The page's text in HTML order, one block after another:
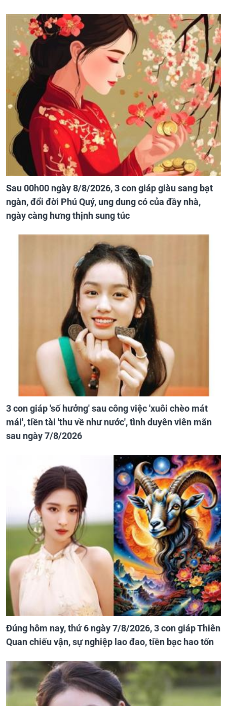
Sau 00h00 ngày 8/8/2026, 3 con giáp giàu sang bạt
ngàn, đổi đời Phú Quý, ung dung có của đầy nhà,
ngày càng hưng thịnh sung túc
3 con giáp 'số hưởng' sau công việc 'xuôi chèo mát
mái', tiền tài 'thu về như nước', tình duyên viên mãn
sau ngày 7/8/2026
Đúng hôm nay, thứ 6 ngày 7/8/2026, 3 con giáp Thiên
Quan chiếu vận, sự nghiệp lao đao, tiền bạc hao tốn